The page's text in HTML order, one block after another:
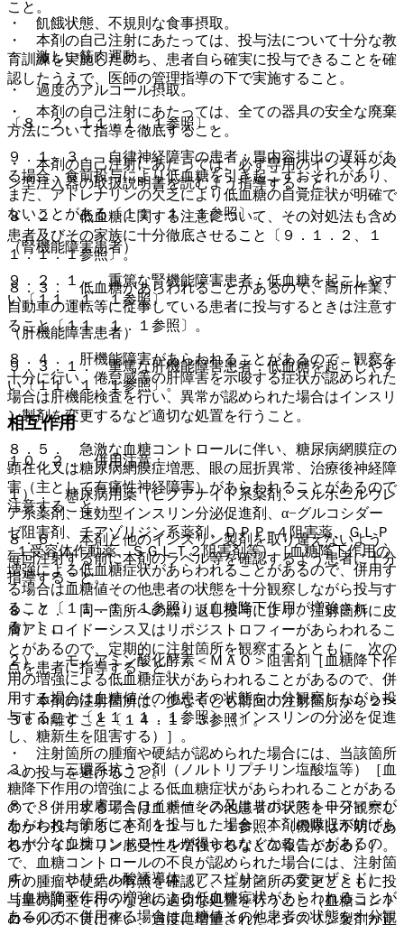
・ 飢餓状態、不規則な食事摂取。
・ 激しい筋肉運動。
・ 過度のアルコール摂取。
〔８．２、１１．１．１参照〕。
９．１．３． 自律神経障害の患者：胃内容排出の遅延があ
る場合、食前投与により低血糖を引き起こすおそれがあり、
また、アドレナリンの欠乏により低血糖の自覚症状が明確で
ないことがある〔１１．１．１参照〕。
（腎機能障害患者）
９．２．１． 重篤な腎機能障害患者：低血糖を起こしやす
い〔１１．１．１参照〕。
（肝機能障害患者）
９．３．１． 重篤な肝機能障害患者：低血糖を起こしやす
い〔１１．１．１参照〕。
相互作用
１０．２． 併用注意：
１）． 糖尿病用薬（ビグアナイド系薬剤、スルホニルウレ
ア系薬剤、速効型インスリン分泌促進剤、α−グルコシダー
ゼ阻害剤、チアゾリジン系薬剤、ＤＰＰ−４阻害薬、ＧＬＰ
−１受容体作動薬、ＳＧＬＴ２阻害剤等）［血糖降下作用の
増強による低血糖症状があらわれることがあるので、併用す
る場合は血糖値その他患者の状態を十分観察しながら投与す
ること〔１１．１．１参照〕（血糖降下作用が増強され
る）］。
２）． モノアミン酸化酵素＜ＭＡＯ＞阻害剤［血糖降下作
用の増強による低血糖症状があらわれることがあるので、併
用する場合は血糖値その他患者の状態を十分観察しながら投
与すること〔１１．１．１参照〕（インスリンの分泌を促進
し、糖新生を阻害する）］。
３）． 三環系抗うつ剤（ノルトリプチリン塩酸塩等）［血
糖降下作用の増強による低血糖症状があらわれることがある
ので、併用する場合は血糖値その他患者の状態を十分観察し
ながら投与すること〔１１．１．１参照〕（機序は不明であ
るが、インスリン感受性を増強するなどの報告がある）］。
４）． サリチル酸誘導体（アスピリン、エテンザミド）
［血糖降下作用の増強による低血糖症状があらわれることが
あるので、併用する場合は血糖値その他患者の状態を十分観
こと。
・ 本剤の自己注射にあたっては、投与法について十分な教
育訓練を実施したのち、患者自ら確実に投与できることを確
認したうえで、医師の管理指導の下で実施すること。
・ 本剤の自己注射にあたっては、全ての器具の安全な廃棄
方法について指導を徹底すること。
・ 本剤の自己注射にあたっては、必ず専用のインスリンペ
ン型注入器の取扱説明書を読むよう指導すること。
８．２． 低血糖に関する注意について、その対処法も含め
患者及びその家族に十分徹底させること〔９．１．２、１
１．１．１参照〕。
８．３． 低血糖があらわれることがあるので、高所作業、
自動車の運転等に従事している患者に投与するときは注意す
ること〔１１．１．１参照〕。
８．４． 肝機能障害があらわれることがあるので、観察を
十分に行い、倦怠感等の肝障害を示唆する症状が認められた
場合は肝機能検査を行い、異常が認められた場合はインスリ
ン製剤を変更するなど適切な処置を行うこと。
８．５． 急激な血糖コントロールに伴い、糖尿病網膜症の
顕在化又は糖尿病網膜症増悪、眼の屈折異常、治療後神経障
害（主として有痛性神経障害）があらわれることがあるので
注意すること。
８．６． 本剤と他のインスリン製剤を取り違えないよう、
毎回注射する前に本剤のラベル等を確認するよう患者に十分
指導すること。
８．７． 同一箇所への繰り返し投与により、注射箇所に皮
膚アミロイドーシス又はリポジストロフィーがあらわれるこ
とがあるので、定期的に注射箇所を観察するとともに、次の
点を患者に指導すること。
・ 本剤の注射箇所は、少なくとも前回の注射箇所から２〜
３ｃｍ離すこと〔１４．１．３参照〕。
・ 注射箇所の腫瘤や硬結が認められた場合には、当該箇所
への投与を避けること。
８．８． 皮膚アミロイドーシス又はリポジストロフィーが
あらわれた箇所に本剤を投与した場合、本剤の吸収が妨げら
れ十分な血糖コントロールが得られなくなることがあるの
で、血糖コントロールの不良が認められた場合には、注射箇
所の腫瘤や硬結の有無を確認し、注射箇所の変更とともに投
与量の調整を行うなどの適切な処置を行うこと（血糖コント
ロールの不良に伴い、過度に増量されたインスリン製剤が正